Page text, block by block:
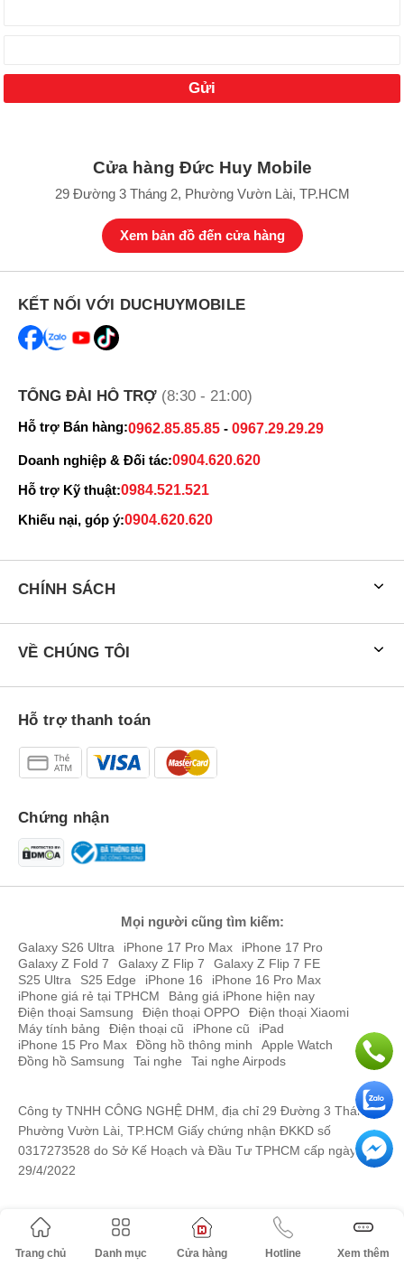
Trang chủ Danh mục Cửa hàng Hotline Xem thêm
Cửa hàng Đức Huy Mobile
29 Đường 3 Tháng 2, Phường Vườn Lài, TP.HCM
Xem bản đồ đến cửa hàng
KẾT NỐI VỚI DUCHUYMOBILE
TỔNG ĐÀI HỖ TRỢ (8:30 - 21:00)
Hỗ trợ Bán hàng:0962.85.85.85 - 0967.29.29.29
Doanh nghiệp & Đối tác:0904.620.620
Hỗ trợ Kỹ thuật:0984.521.521
Khiếu nại, góp ý:0904.620.620
CHÍNH SÁCH
VỀ CHÚNG TÔI
Hỗ trợ thanh toán
Chứng nhận
Mọi người cũng tìm kiếm:
Galaxy S26 Ultra iPhone 17 Pro Max
iPhone 17 Pro
Galaxy Z Fold 7
Galaxy Z Flip 7
Galaxy Z Flip 7 FE
S25 Ultra
S25 Edge iPhone 16
iPhone 16 Pro Max
iPhone giá rẻ tại TPHCM
Bảng giá iPhone hiện nay
Điện thoại Samsung
Điện thoại OPPO
Điện thoại Xiaomi
Máy tính bảng
Điện thoại cũ iPhone cũ
iPad
iPhone 15 Pro Max
Đồng hồ thông minh
Apple Watch
Đồng hồ Samsung
Tai nghe Tai nghe Airpods
Công ty TNHH CÔNG NGHỆ DHM, địa chỉ 29 Đường 3 Tháng 2,
Phường Vườn Lài, TP.HCM Giấy chứng nhận ĐKKD số
0317273528 do Sở Kế Hoạch và Đầu Tư TPHCM cấp ngày
29/4/2022